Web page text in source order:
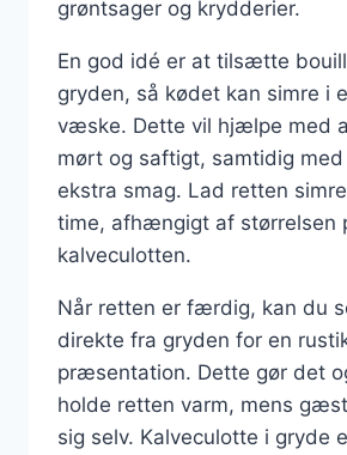
grøntsager og krydderier.
En god idé er at tilsætte
gryden, så kødet kan simre i
væske. Dette vil hjælpe med
mørt og saftigt, samtidig
ekstra smag. Lad retten
time, afhængigt af størrelsen
kalveculotten.
Når retten er færdig, kan du
direkte fra gryden for en
præsentation. Dette gør det
holde retten varm, mens
sig selv. Kalveculotte i gryde